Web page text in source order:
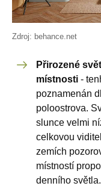
Zdroj: behance.net
Přirozené
místnosti -
poznamenán
poloostrova.
slunce velmi
celkovou
zemích
místností
denního světla.